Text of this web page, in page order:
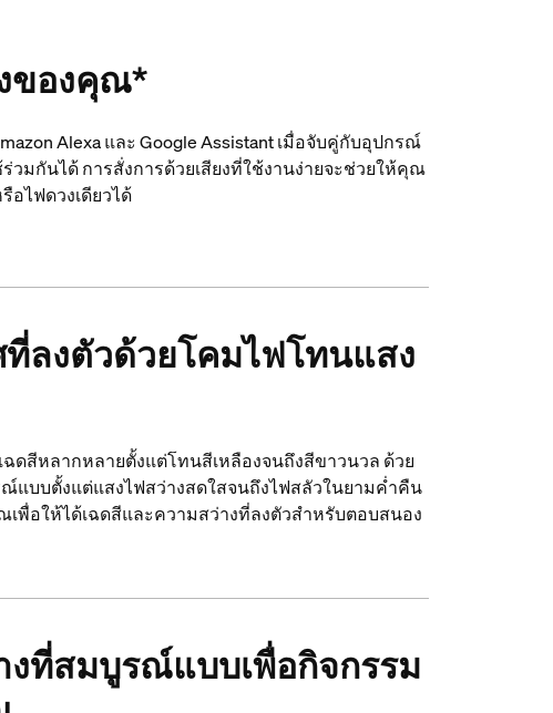
ของคุณ*
Alexa และ Google Assistant เมื่อจับคู่กับอุปกรณ์
ร่วมกันได้ การสั่งการด้วยเสียงที่ใช้งานง่ายจะช่วยให้คุณ
ไฟดวงเดียวได้
ที่ลงตัวด้วยโคมไฟโทนแสง
ดสีหลากหลายตั้งแต่โทนสีเหลืองจนถึงสีขาวนวล ด้วย
แบบตั้งแต่แสงไฟสว่างสดใสจนถึงไฟสลัวในยามค่ำคืน
พื่อให้ได้เฉดสีและความสว่างที่ลงตัวสำหรับตอบสนอง
งที่สมบูรณ์แบบเพื่อกิจกรรม